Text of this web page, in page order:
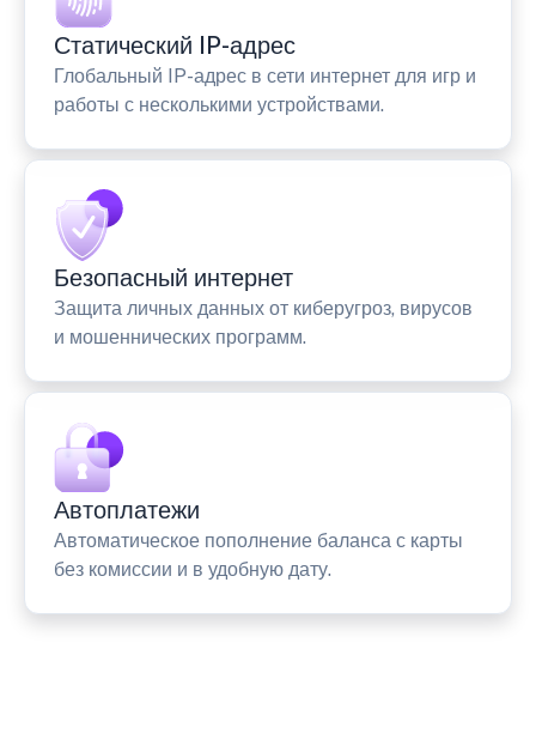
Статический IP-адрес
Глобальный IP-адрес в сети интернет для игр и
работы с несколькими устройствами.
Безопасный интернет
Защита личных данных от киберугроз, вирусов
и мошеннических программ.
Автоплатежи
Автоматическое пополнение баланса с карты
без комиссии и в удобную дату.